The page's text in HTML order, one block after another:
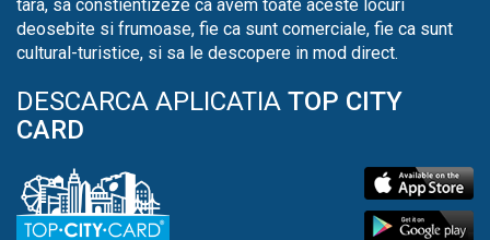
tara, sa constientizeze ca avem toate aceste locuri
deosebite si frumoase, fie ca sunt comerciale, fie ca sunt
cultural-turistice, si sa le descopere in mod direct.
DESCARCA APLICATIA TOP CITY
CARD